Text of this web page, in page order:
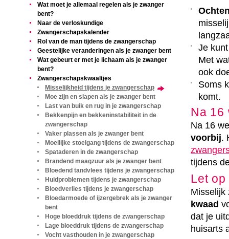
Wat moet je allemaal regelen als je zwanger
bent?
Naar de verloskundige
Zwangerschapskalender
Rol van de man tijdens de zwangerschap
Geestelijke veranderingen als je zwanger bent
Wat gebeurt er met je lichaam als je zwanger
bent?
Zwangerschapskwaaltjes
Misselijkheid tijdens je zwangerschap
Moe zijn en slapen als je zwanger bent
Last van buik en rug in je zwangerschap
Bekkenpijn en bekkeninstabiliteit in de
zwangerschap
Vaker plassen als je zwanger bent
Moeilijke stoelgang tijdens de zwangerschap
Spataderen in de zwangerschap
Brandend maagzuur als je zwanger bent
Bloedend tandvlees tijdens je zwangerschap
Huidproblemen tijdens je zwangerschap
Bloedverlies tijdens je zwangerschap
Bloedarmoede of ijzergebrek als je zwanger
bent
Hoge bloeddruk tijdens de zwangerschap
Lage bloeddruk tijdens de zwangerschap
Vocht vasthouden in je zwangerschap
Je
Met
ook
Soms
komt.
Na 16
Na 16
voorbij.
tijdens
Let
Misselijk
kwaad
dat je
huisarts